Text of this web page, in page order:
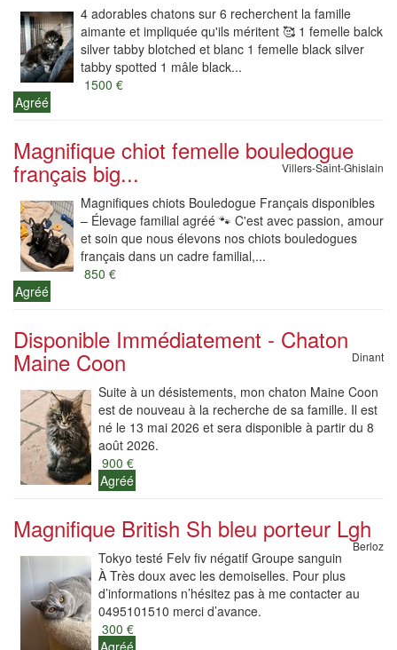
4 adorables chatons sur 6 recherchent la famille
aimante et impliquée qu'ils méritent 🥰 1 femelle balck
silver tabby blotched et blanc 1 femelle black silver
tabby spotted 1 mâle black...
1500 €
Agréé
Magnifique chiot femelle bouledogue
français big... Villers-Saint-Ghislain
Magnifiques chiots Bouledogue Français disponibles
– Élevage familial agréé 🐾 C'est avec passion, amour
et soin que nous élevons nos chiots bouledogues
français dans un cadre familial,...
850 €
Agréé
Disponible Immédiatement - Chaton
Maine Coon Dinant
Suite à un désistements, mon chaton Maine Coon
est de nouveau à la recherche de sa famille. Il est
né le 13 mai 2026 et sera disponible à partir du 8
août 2026.
900 €
Agréé
Magnifique British Sh bleu porteur Lgh
Berloz
Tokyo testé Felv fiv négatif Groupe sanguin
À Très doux avec les demoiselles. Pour plus
d’informations n’hésitez pas à me contacter au
0495101510 merci d’avance.
300 €
Agréé